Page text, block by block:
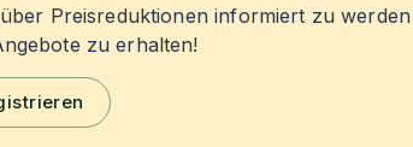
Preisreduktionen informiert zu
zu erhalten!